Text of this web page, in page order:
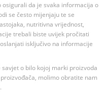
da je svaka informacija o
se često mijenjaju te se
nutritivna vrijednost,
trebali biste uvijek pročitati
isključivo na informacije
o bilo kojoj marki proizvoda
molimo obratite nam